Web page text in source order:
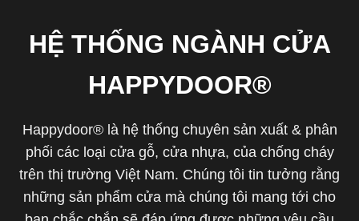
HỆ THỐNG NGÀNH CỬA
HAPPYDOOR®
Happydoor® là hệ thống chuyên sản xuất & phân
phối các loại cửa gỗ, cửa nhựa, của chống cháy
trên thị trường Việt Nam. Chúng tôi tin tưởng rằng
những sản phẩm cửa mà chúng tôi mang tới cho